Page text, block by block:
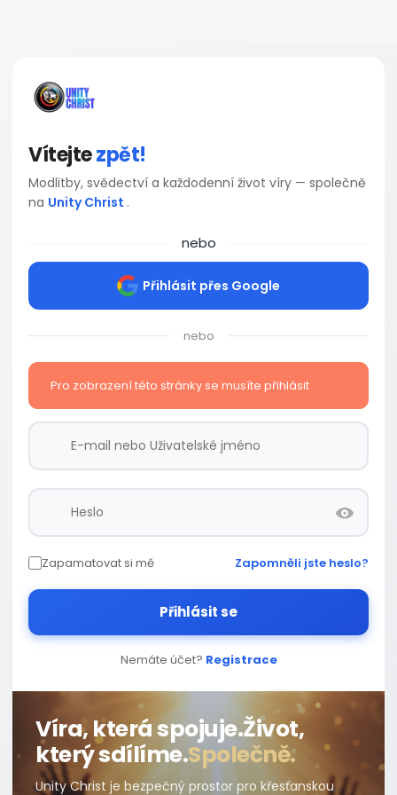
Vítejtezpět!
Modlitby, svědectví a každodenní život víry — společně
na Unity Christ .
nebo
Přihlásit přes Google
nebo
Pro zobrazení této stránky se musíte přihlásit
Zapamatovat si mě Zapomněli jste heslo?
Přihlásit se
Nemáte účet? Registrace
Víra, která spojuje.Život,
který sdílíme.Společně.
Unity Christ je bezpečný prostor pro křesťanskou